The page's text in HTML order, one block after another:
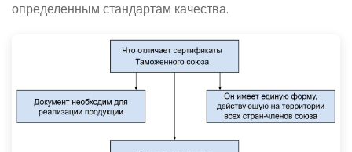
определенным стандартам качества.